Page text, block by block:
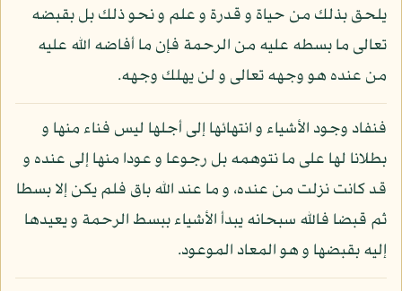
يلحق بذلك من حياة و قدرة و علم و نحو ذلك بل بقبضه
تعالى ما بسطه عليه من الرحمة فإن ما أفاضه الله عليه
من عنده هو وجهه تعالى و لن يهلك وجهه.
فنفاد وجود الأشياء و انتهائها إلى أجلها ليس فناء منها و
بطلانا لها على ما نتوهمه بل رجوعا و عودا منها إلى عنده و
قد كانت نزلت من عنده، و ما عند الله باق فلم يكن إلا بسطا
ثم قبضا فالله سبحانه يبدأ الأشياء ببسط الرحمة و يعيدها
إليه بقبضها و هو المعاد الموعود.